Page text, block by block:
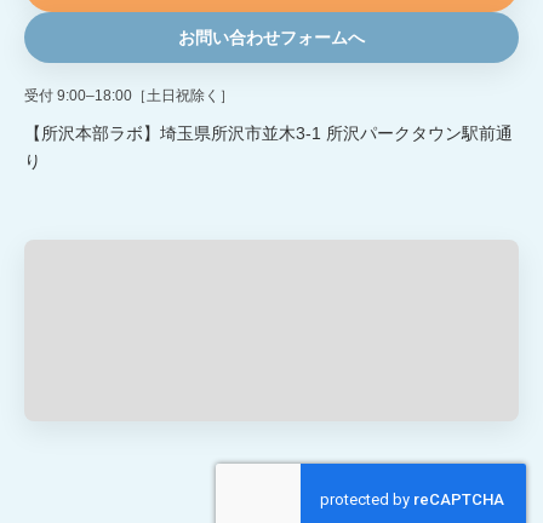
お問い合わせフォームへ
受付 9:00–18:00［土日祝除く］
【所沢本部ラボ】埼玉県所沢市並木3-1 所沢パークタウン駅前通
り